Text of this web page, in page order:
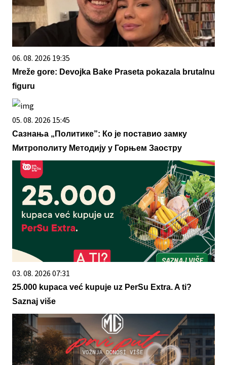
06. 08. 2026 19:35
Mreže gore: Devojka Bake Praseta pokazala brutalnu
figuru
05. 08. 2026 15:45
Сазнања „Политике”: Ко је поставио замку
Митрополиту Методију у Горњем Заостру
03. 08. 2026 07:31
25.000 kupaca već kupuje uz PerSu Extra. A ti?
Saznaj više